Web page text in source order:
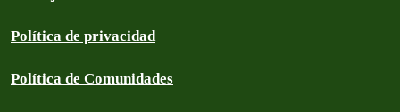
Política de privacidad
Política de Comunidades